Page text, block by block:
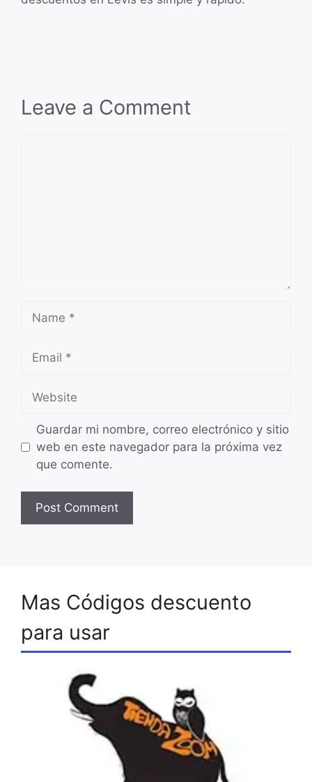
Leave a Comment
Name
Email
Website
Guardar mi nombre, correo electrónico y sitio
web en este navegador para la próxima vez
que comente.
Mas Códigos descuento
para usar